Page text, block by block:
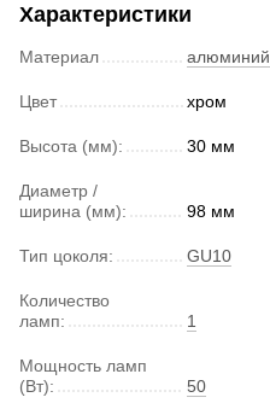
Характеристики
Материал алюминий
Цвет хром
Высота (мм): 30 мм
Диаметр /
ширина (мм):
98 мм
Тип цоколя: GU10
Количество
ламп:
1
Мощность ламп
(Вт):
50